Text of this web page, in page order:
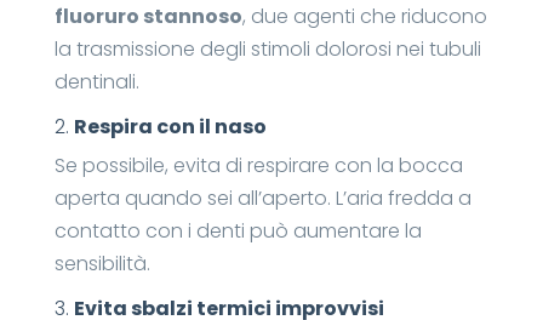
fluoruro stannoso, due agenti che riducono
la trasmissione degli stimoli dolorosi nei tubuli
dentinali.
2. Respira con il naso
Se possibile, evita di respirare con la bocca
aperta quando sei all’aperto. L’aria fredda a
contatto con i denti può aumentare la
sensibilità.
3. Evita sbalzi termici improvvisi